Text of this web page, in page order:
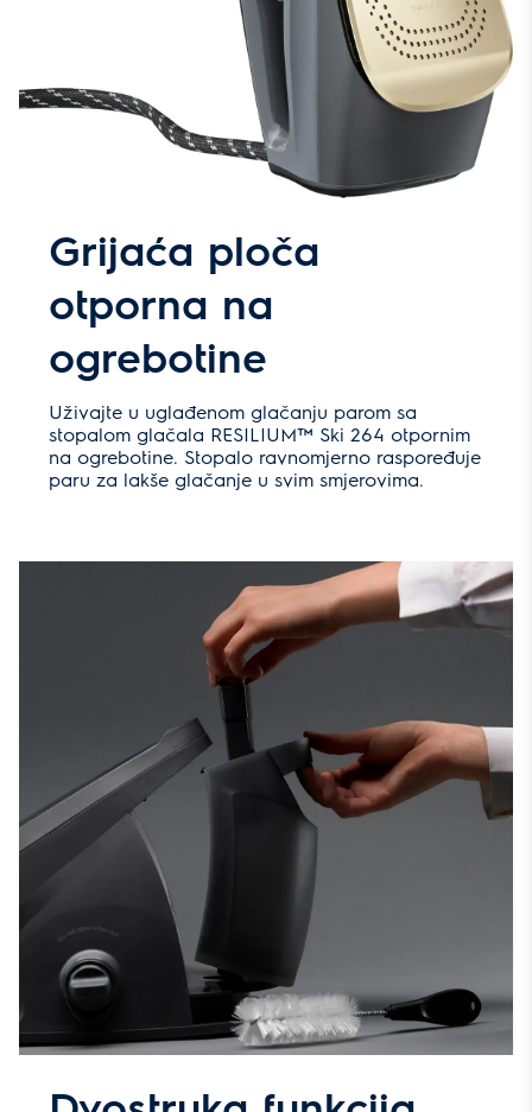
Grijaća ploča
otporna na
ogrebotine
Uživajte u uglađenom glačanju parom sa
stopalom glačala RESILIUM™ Ski 264 otpornim
na ogrebotine. Stopalo ravnomjerno raspoređuje
paru za lakše glačanje u svim smjerovima.